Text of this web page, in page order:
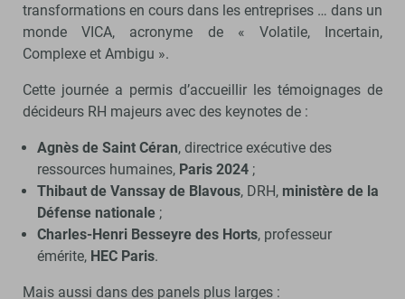
transformations en cours dans les entreprises … dans un
monde VICA, acronyme de « Volatile, Incertain,
Complexe et Ambigu ».
Cette journée a permis d’accueillir les témoignages de
décideurs RH majeurs avec des keynotes de :
Agnès de Saint Céran, directrice exécutive des
ressources humaines, Paris 2024;
Thibaut de Vanssay de Blavous, DRH, ministère de la
Défense nationale;
Charles-Henri Besseyre des Horts, professeur
émérite, HEC Paris.
Mais aussi dans des panels plus larges :